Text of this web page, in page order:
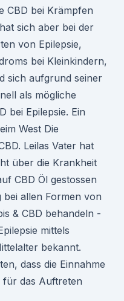
CBD bei Krämpfen
sich aber bei der
von Epilepsie,
bei Kleinkindern,
sich aufgrund seiner
als mögliche
bei Epilepsie. Ein
West Die
Leilas Vater hat
über die Krankheit
CBD Öl gestossen
bei allen Formen von
& CBD behandeln -
mittels
bekannt.
dass die Einnahme
für das Auftreten